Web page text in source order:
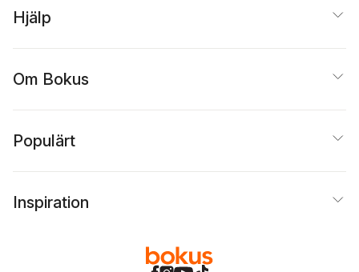
Hjälp
Om Bokus
Populärt
Inspiration